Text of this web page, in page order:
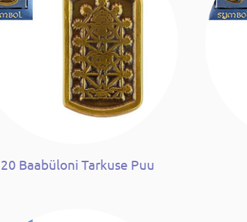
20 Baabüloni Tarkuse Puu